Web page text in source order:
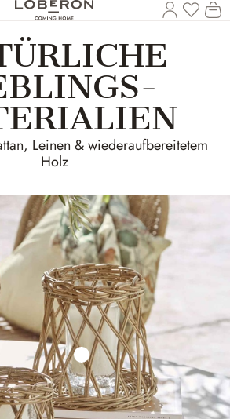
Du
Leinen & wiederaufbereitetem
Holz